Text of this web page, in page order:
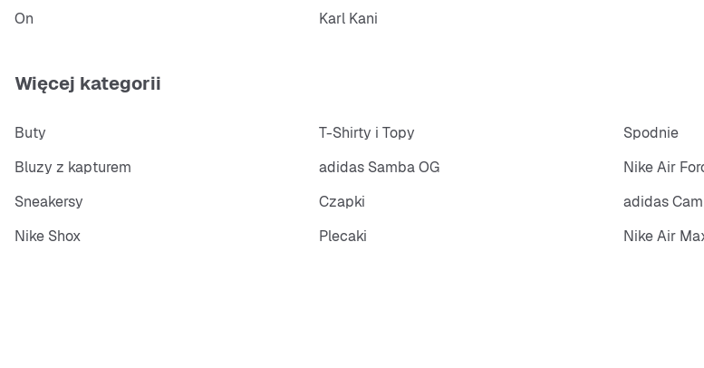
On
Karl Kani
Więcej kategorii
Buty T-Shirty i Topy Spodnie
Bluzy z kapturem
adidas Samba OG Nike Air
Sneakersy
Czapki adidas
Nike Shox
Plecaki Nike Air